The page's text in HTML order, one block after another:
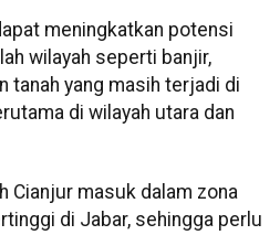
meningkatkan potensi
wilayah seperti banjir,
tanah yang masih terjadi di
di wilayah utara dan
Cianjur masuk dalam zona
di Jabar, sehingga perlu